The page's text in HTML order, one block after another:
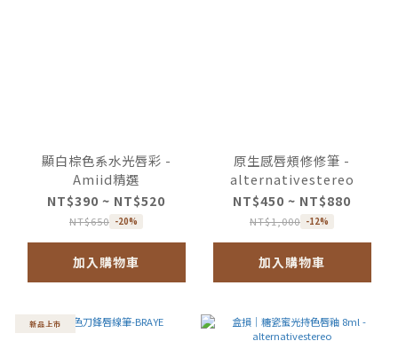
顯白棕色系水光唇彩 -
Amiid精選
NT$390 ~ NT$520
NT$650 -20%
加入購物車
原生感唇頰修修筆 -
alternativestereo
NT$450 ~ NT$880
NT$1,000 -12%
加入購物車
新品上市